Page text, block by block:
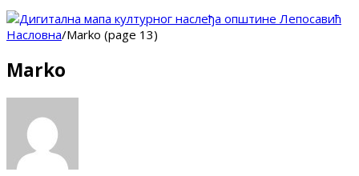
Насловна/Marko (page 13)
Marko